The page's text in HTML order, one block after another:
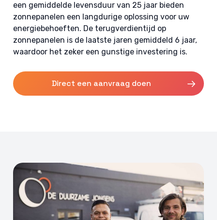
een gemiddelde levensduur van 25 jaar bieden
zonnepanelen een langdurige oplossing voor uw
energiebehoeften. De terugverdientijd op
zonnepanelen is de laatste jaren gemiddeld 6 jaar,
waardoor het zeker een gunstige investering is.
Direct een aanvraag doen